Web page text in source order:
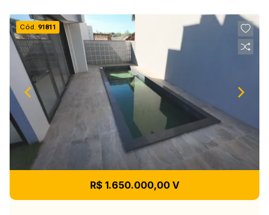
Cód. 91811
R$ 1.650.000,00 V